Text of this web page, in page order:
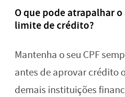
O que pode atrapalhar
limite de crédito?
Mantenha o seu CPF
antes de aprovar crédito
demais instituições